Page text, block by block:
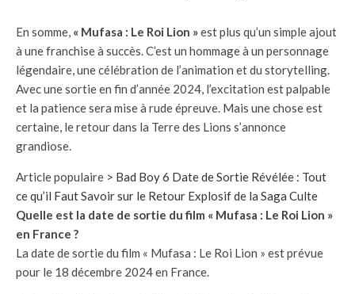
En somme, « Mufasa : Le Roi Lion »est plus qu’un simple ajout
à une franchise à succès. C’est un hommage à un personnage
légendaire, une célébration de l’animation et du storytelling.
Avec une sortie en fin d’année 2024, l’excitation est palpable
et la patience sera mise à rude épreuve. Mais une chose est
certaine, le retour dans la Terre des Lions s’annonce
grandiose.
Article populaire > Bad Boy 6 Date de Sortie Révélée : Tout
ce qu’il Faut Savoir sur le Retour Explosif de la Saga Culte
Quelle est la date de sortie du film « Mufasa : Le Roi Lion »
en France ?
La date de sortie du film « Mufasa : Le Roi Lion » est prévue
pour le 18 décembre 2024 en France.